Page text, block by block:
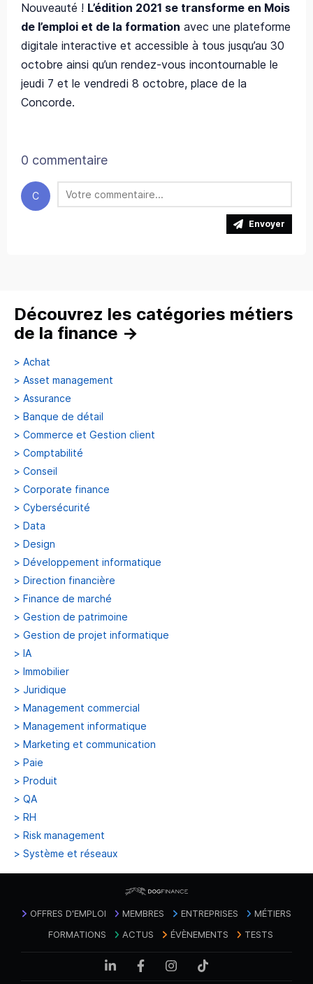
Nouveauté ! L’édition 2021 se transforme en Mois
de l’emploi et de la formation avec une plateforme
digitale interactive et accessible à tous jusqu’au 30
octobre ainsi qu’un rendez-vous incontournable le
jeudi 7 et le vendredi 8 octobre, place de la
Concorde.
0 commentaire
C
Envoyer
Découvrez les catégories métiers
de la finance →
> Achat
> Asset management
> Assurance
> Banque de détail
> Commerce et Gestion client
> Comptabilité
> Conseil
> Corporate finance
> Cybersécurité
> Data
> Design
> Développement informatique
> Direction financière
> Finance de marché
> Gestion de patrimoine
> Gestion de projet informatique
> IA
> Immobilier
> Juridique
> Management commercial
> Management informatique
> Marketing et communication
> Paie
> Produit
> QA
> RH
> Risk management
> Système et réseaux
OFFRES D'EMPLOI MEMBRES ENTREPRISES
MÉTIERS
FORMATIONS
ACTUS ÉVÈNEMENTS TESTS